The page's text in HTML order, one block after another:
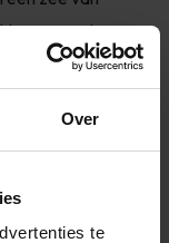
Over
te
van het
koopt ze het beste
Peavh Pink